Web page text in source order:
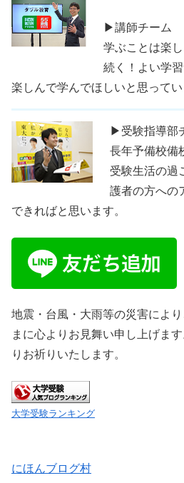
▶講師チーム
学ぶことは楽
続く！よい学
楽しんで学んでほしいと思ってい
▶受験指導部
長年予備校備
受験生活の過
護者の方への
できればと思います。
地震・台風・大雨等の災害によ
まに心よりお見舞い申し上げま
りお祈りいたします。
大学受験ランキング
にほんブログ村